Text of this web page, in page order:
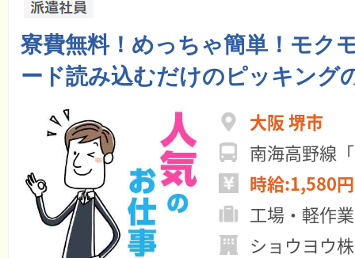
寮費無料！めっちゃ簡単！モク
ード読み込むだけのピッキング
大阪 堺市
南海高野線
時給:1,580
工場・軽作業
ショウヨウ